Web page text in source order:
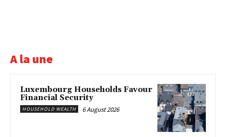
A la une
Luxembourg Households Favour
Financial Security
HOUSEHOLD WEALTH 6 August 2026